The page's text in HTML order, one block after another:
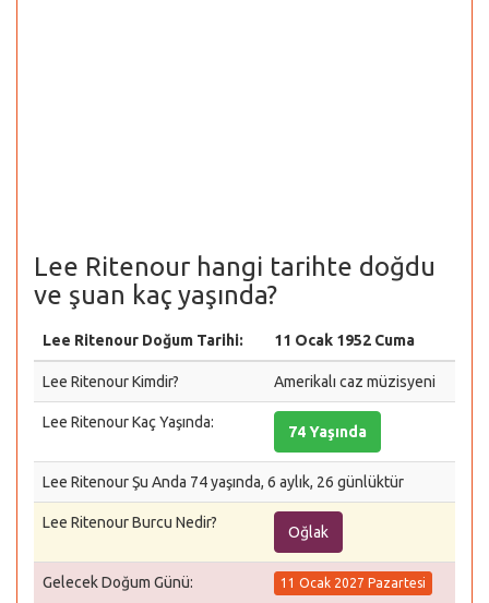
Lee Ritenour hangi tarihte doğdu
ve şuan kaç yaşında?
Lee Ritenour Doğum Tarihi: 11 Ocak 1952 Cuma
Lee Ritenour Kimdir? Amerikalı caz müzisyeni
Lee Ritenour Kaç Yaşında:
74 Yaşında
Lee Ritenour Şu Anda 74 yaşında, 6 aylık, 26 günlüktür
Lee Ritenour Burcu Nedir?
Oğlak
Gelecek Doğum Günü: 11 Ocak 2027 Pazartesi